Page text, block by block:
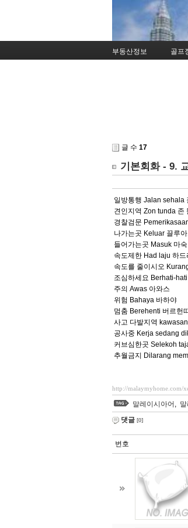
부동산정보 골프
글 수 17
기본회화 - 9.
일방통행 Jalan sehala
견인지역 Zon tunda 존
경찰검문
나가는곳 Keluar 끌루
들어가는곳 Masuk 마숙
속도제한 Had laju 하드
속도를 줄이시오
조심하세요 Berhati-
주의 Awas 아와스
위험 Bahaya 바하야
멈춤 Berehenti 버르헌띠
사고 다발지역
공사중 Kerja sedang
커브심한곳 Selekoh
추월금지 Dilarang
http://malaymyhome.com/
말레이시아어 ,
댓글 [0]
번호